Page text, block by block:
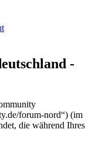
-
forum-nord“) (im
die während Ihres